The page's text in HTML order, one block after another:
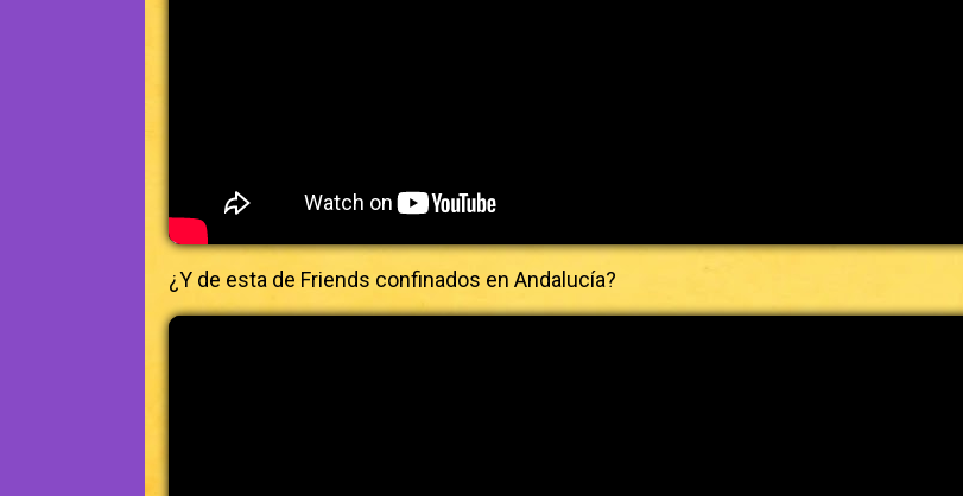
¿Y de esta de Friends confinados en Andalucía?